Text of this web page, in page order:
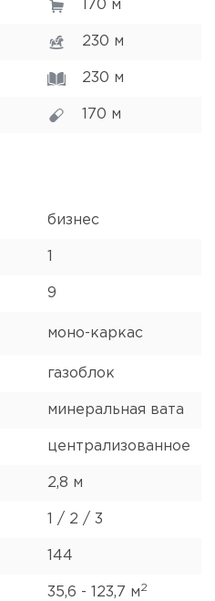
170 м
230 м
230 м
170 м
бизнес
9
моно-каркас
газоблок
минеральная вата
централизованное
2,8 м
1 / 2 / 3
144
35,6 - 123,7 м2